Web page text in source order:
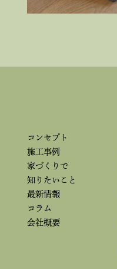
コンセプト
施工事例
家づくりで
知りたいこと
最新情報
コラム
会社概要